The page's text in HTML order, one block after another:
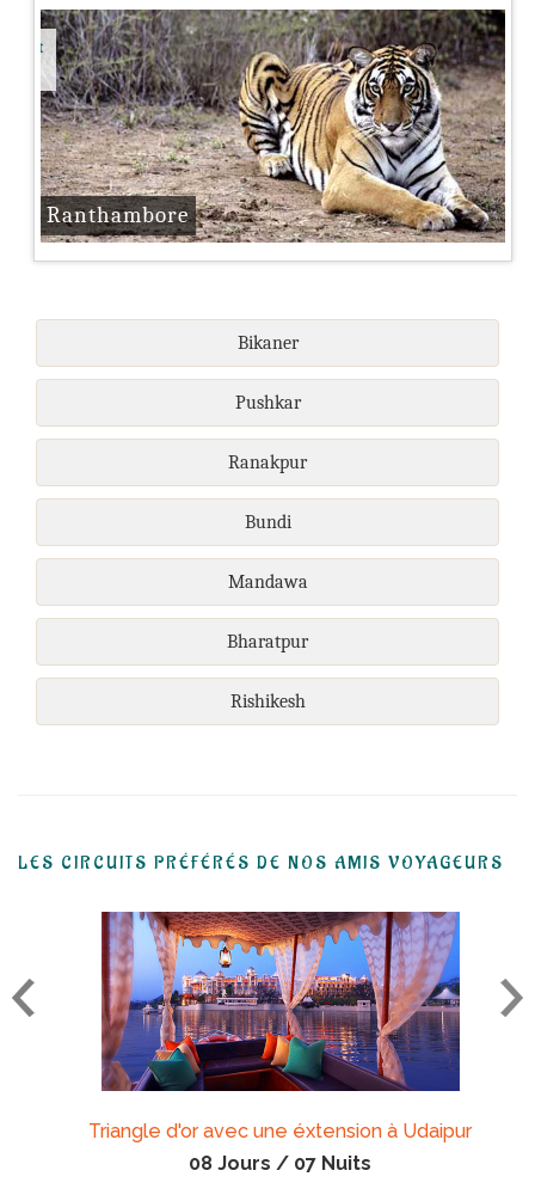
Ranthambore
et
Bikaner
Pushkar
Ranakpur
Bundi
Mandawa
Bharatpur
Rishikesh
LES CIRCUITS PRÉFÉRÉS DE NOS AMIS VOYAGEURS
Triangle d'or avec une éxtension à Udaipur
08 Jours / 07 Nuits